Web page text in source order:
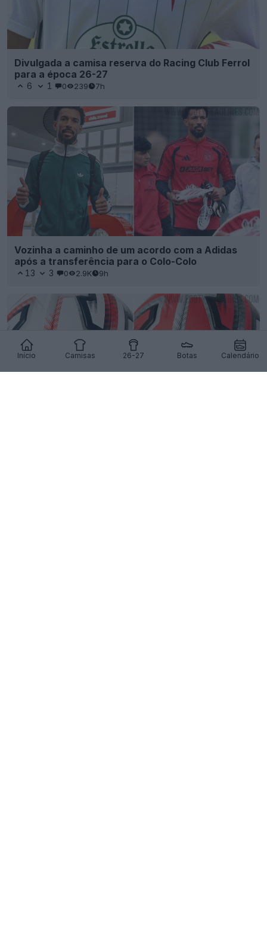
Início Camisas 26-27 Botas Calendário
Divulgada a camisa reserva do Racing Club Ferrol
para a época 26-27
6 1 0 239 7h
Vozinha a caminho de um acordo com a Adidas
após a transferência para o Colo-Colo
13 3 0 2.9K 9h